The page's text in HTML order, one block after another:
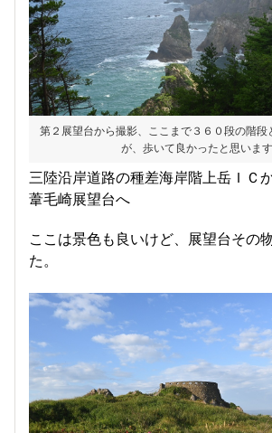
第２展望台から撮影、ここまで３６０段の階段
が、歩いて良かったと思います
三陸沿岸道路の種差海岸階上岳ＩＣ
葦毛崎展望台へ
ここは景色も良いけど、展望台その
た。